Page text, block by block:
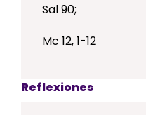
Sal 90;
Mc 12, 1-12
Reflexiones